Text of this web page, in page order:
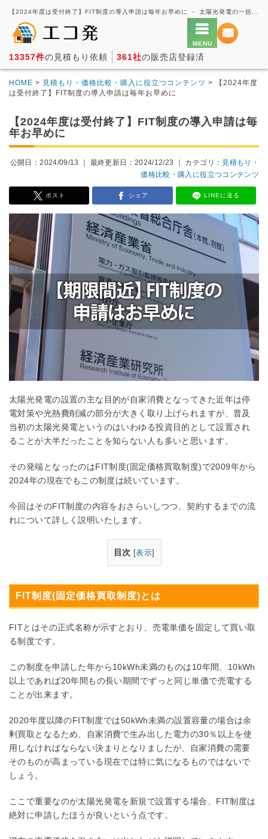
13357件の見積もり依頼 361社の販売店登録済
HOME > 見積もり・価格比較・購入に役立つコンテンツ > 【2024年度
は受付終了】FIT制度の導入申請は毎年お早めに
【2024年度は受付終了】FIT制度の導入申請は毎
年お早めに
公開日：2024/09/13 ｜ 最終更新日：2024/12/23 ｜ カテゴリ： 見積もり・
価格比較・購入に役立つコンテンツ
ポスト シェア LINEに送る
太陽光発電の設置の主な目的が自家消費となってきた近年は停
電対策や光熱費削減の部分が大きく取り上げられますが、普及
当初の太陽光発電というのはいわゆる投資目的として設置され
ることが大半だったことを知らない人も多いと思います。
その発端となったのはFIT制度(固定価格買取制度)で2009年から
2024年の現在でもこの制度は続いています。
今回はそのFIT制度の内容をおさらいしつつ、契約するまでの流
れについて詳しく説明いたします。
目次 [表示]
FIT制度(固定価格買取制度)とは
FITとはその正式名称が示すとおり、売電単価を固定して買い取
る制度です。
この制度を申請した年から10kWh未満のものは10年間、10kWh
以上であれば20年間もの長い期間でずっと同じ単価で売電する
ことが出来ます。
2020年度以降のFIT制度では50kWh未満の設置容量の場合は余
剰買取となるため、自家消費で生み出した電力の30％以上を使
用しなければならない決まりとなりましたが、自家消費の需要
そのものが高まっている現在では特に気になるものではないで
しょう。
ここで重要なのが太陽光発電を新規で設置する場合、FIT制度は
絶対に申請したほうが良いという点です。